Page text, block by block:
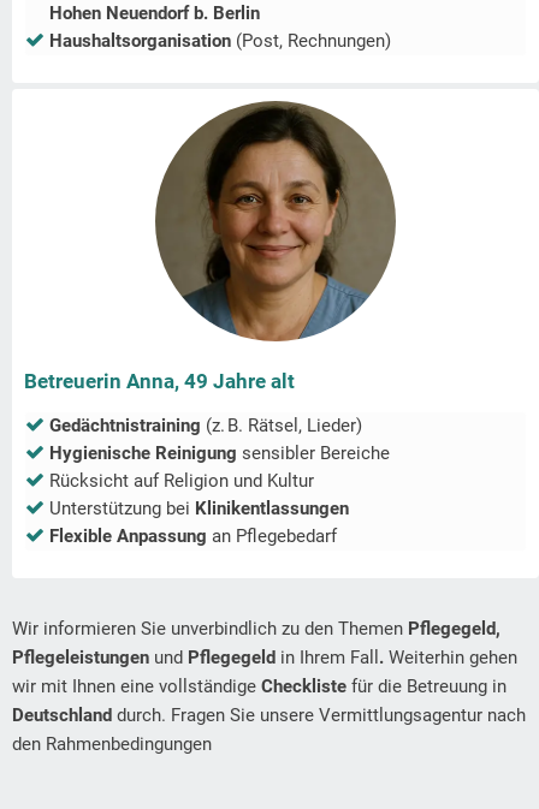
Hohen Neuendorf b. Berlin
Haushaltsorganisation (Post, Rechnungen)
Betreuerin Anna, 49 Jahre alt
Gedächtnistraining (z. B. Rätsel, Lieder)
Hygienische Reinigung sensibler Bereiche
Rücksicht auf Religion und Kultur
Unterstützung bei Klinikentlassungen
Flexible Anpassung an Pflegebedarf
Wir informieren Sie unverbindlich zu den Themen Pflegegeld,
Pflegeleistungen und Pflegegeld in Ihrem Fall . Weiterhin gehen
wir mit Ihnen eine vollständige Checkliste für die Betreuung in
Deutschland durch. Fragen Sie unsere Vermittlungsagentur nach
den Rahmenbedingungen